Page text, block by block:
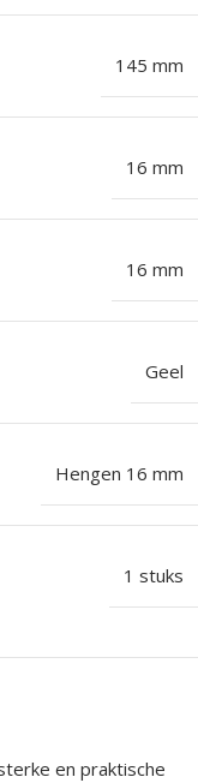
145 mm
16 mm
16 mm
Geel
Hengen 16 mm
1 stuks
en praktische